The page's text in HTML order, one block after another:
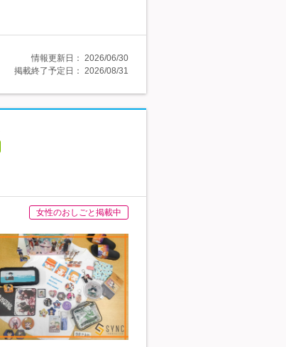
情報更新日： 2026/06/30
掲載終了予定日： 2026/08/31
女性のおしごと掲載中